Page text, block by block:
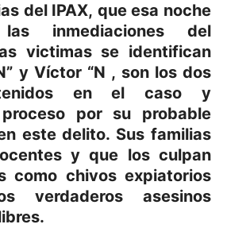
del IPAX, que esa noche
las inmediaciones del
victimas se identifican
y Víctor “N , son los dos
en el caso y
por su probable
este delito. Sus familias
y que los culpan
como chivos expiatorios
verdaderos asesinos